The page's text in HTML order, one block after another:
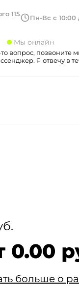
115
Пн-Вс с 10:00
Мы онлайн
вопрос, позвоните
Я отвечу в
0.00
больше о